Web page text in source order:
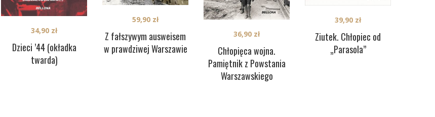
Dzieci ’44 (okładka
twarda)
34,90 zł
Z fałszywym ausweisem
w prawdziwej Warszawie
59,90 zł
Chłopięca wojna.
Pamiętnik z Powstania
Warszawskiego
36,90 zł
Ziutek. Chłopiec od
„Parasola”
39,90 zł